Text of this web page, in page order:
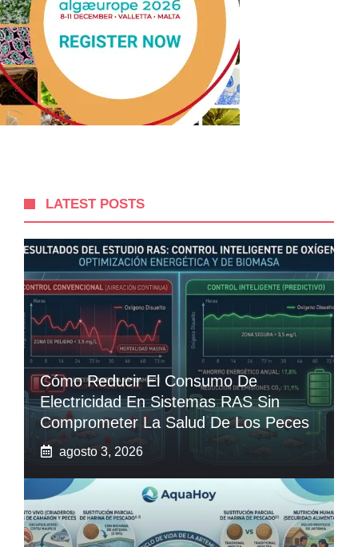
LATEST POSTS
Cómo Reducir El Consumo De
Electricidad En Sistemas RAS Sin
Comprometer La Salud De Los Peces
agosto 3, 2026